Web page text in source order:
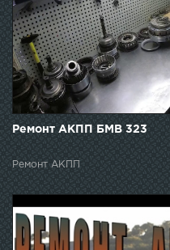
Ремонт АКПП БМВ 323
Ремонт АКПП